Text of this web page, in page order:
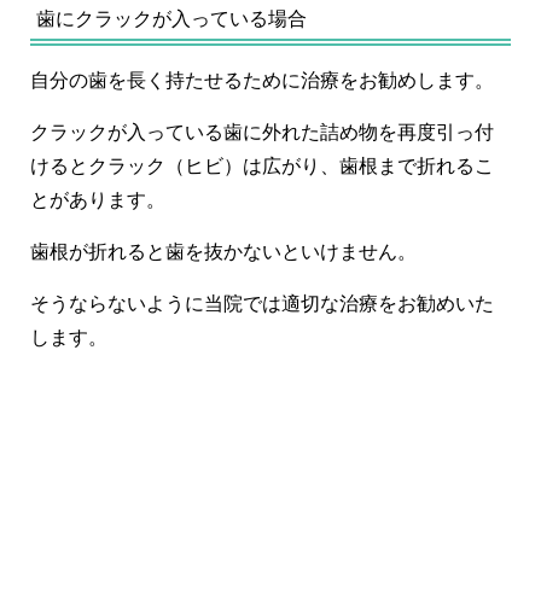
歯にクラックが入っている場合
自分の歯を長く持たせるために治療をお勧めします。
クラックが入っている歯に外れた詰め物を再度引っ付
けるとクラック（ヒビ）は広がり、歯根まで折れるこ
とがあります。
歯根が折れると歯を抜かないといけません。
そうならないように当院では適切な治療をお勧めいた
します。